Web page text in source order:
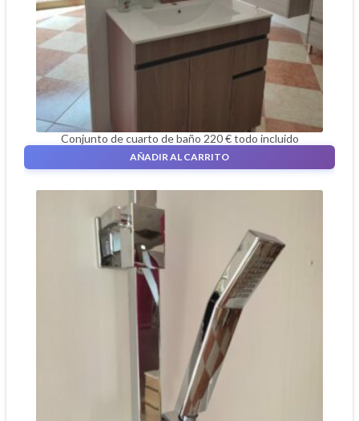
Conjunto de cuarto de baño 220 € todo incluido
220,00€
AÑADIR AL CARRITO